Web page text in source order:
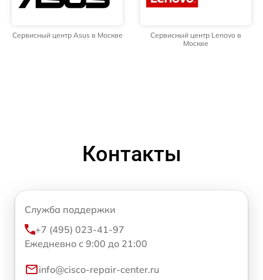
Сервисный центр Asus в Москве
Сервисный центр Lenovo в
Москве
Контакты
Служба поддержки
+7 (495) 023-41-97
Ежедневно с 9:00 до 21:00
info@cisco-repair-center.ru